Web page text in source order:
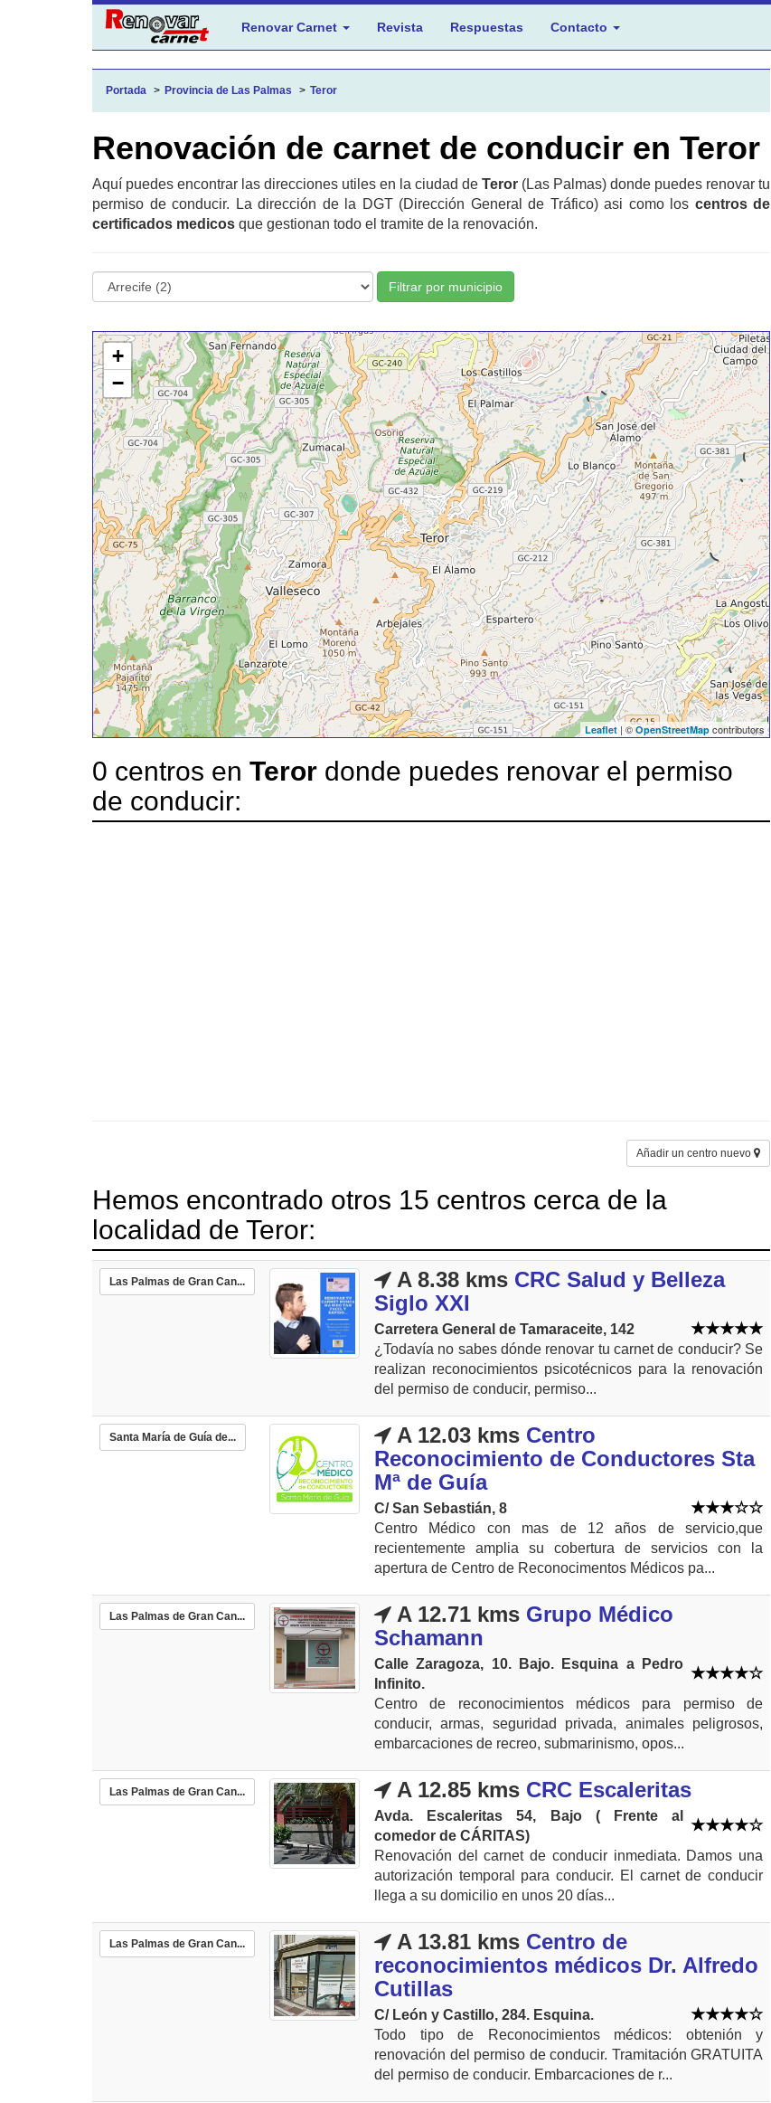
Renovar Carnet Revista Respuestas Contacto
Portada Provincia de Las Palmas Teror
Renovación de carnet de conducir en Teror
Aquí puedes encontrar las direcciones utiles en la ciudad de Teror (Las Palmas) donde puedes renovar tu
permiso de conducir. La dirección de la DGT (Dirección General de Tráfico) asi como los centros de
certificados medicos que gestionan todo el tramite de la renovación.
Filtrar por municipio
+
−
Leaflet | ©OpenStreetMap contributors
0 centros en Teror donde puedes renovar el permiso
de conducir:
Añadir un centro nuevo
Hemos encontrado otros 15 centros cerca de la
localidad de Teror:
Las Palmas de Gran Can... A 8.38 kms CRC Salud y Belleza
Siglo XXI
Carretera General de Tamaraceite, 142
¿Todavía no sabes dónde renovar tu carnet de conducir? Se
realizan reconocimientos psicotécnicos para la renovación
del permiso de conducir, permiso...
Santa María de Guía de... A 12.03 kms Centro
Reconocimiento de Conductores Sta
Mª de Guía
C/ San Sebastián, 8
Centro Médico con mas de 12 años de servicio,que
recientemente amplia su cobertura de servicios con la
apertura de Centro de Reconocimentos Médicos pa...
Las Palmas de Gran Can... A 12.71 kms Grupo Médico
Schamann
Calle Zaragoza, 10. Bajo. Esquina a Pedro
Infinito.
Centro de reconocimientos médicos para permiso de
conducir, armas, seguridad privada, animales peligrosos,
embarcaciones de recreo, submarinismo, opos...
Las Palmas de Gran Can... A 12.85 kms CRC Escaleritas
Avda. Escaleritas 54, Bajo ( Frente al
comedor de CÁRITAS)
Renovación del carnet de conducir inmediata. Damos una
autorización temporal para conducir. El carnet de conducir
llega a su domicilio en unos 20 días...
Las Palmas de Gran Can... A 13.81 kms Centro de
reconocimientos médicos Dr. Alfredo
Cutillas
C/ León y Castillo, 284. Esquina.
Todo tipo de Reconocimientos médicos: obtenión y
renovación del permiso de conducir. Tramitación GRATUITA
del permiso de conducir. Embarcaciones de r...